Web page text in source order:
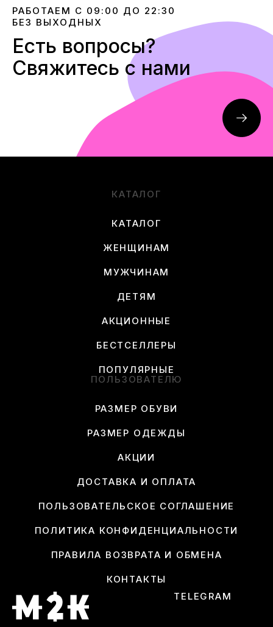
РАБОТАЕМ С 09:00 ДО 22:30
БЕЗ ВЫХОДНЫХ
Есть вопросы?
Свяжитесь с нами
КАТАЛОГ
КАТАЛОГ
ЖЕНЩИНАМ
МУЖЧИНАМ
ДЕТЯМ
АКЦИОННЫЕ
БЕСТСЕЛЛЕРЫ
ПОПУЛЯРНЫЕ
ПОЛЬЗОВАТЕЛЮ
РАЗМЕР ОБУВИ
РАЗМЕР ОДЕЖДЫ
АКЦИИ
ДОСТАВКА И ОПЛАТА
ПОЛЬЗОВАТЕЛЬСКОЕ СОГЛАШЕНИЕ
ПОЛИТИКА КОНФИДЕНЦИАЛЬНОСТИ
ПРАВИЛА ВОЗВРАТА И ОБМЕНА
КОНТАКТЫ
TELEGRAM